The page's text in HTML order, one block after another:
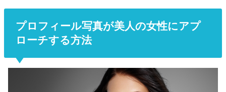
プロフィール写真が美人の女性にアプ
ローチする方法